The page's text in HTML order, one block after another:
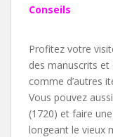
Conseils
Profitez votre
des manuscrits
comme d’autres
Vous pouvez
(1720) et faire
longeant le vieux